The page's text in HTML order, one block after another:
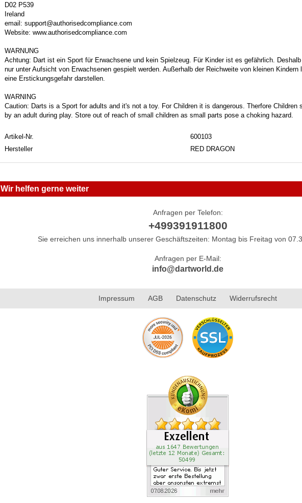
D02 P539
Ireland
email: support@authorisedcompliance.com
Website: www.authorisedcompliance.com
WARNUNG
Achtung: Dart ist ein Sport für Erwachsene und kein Spielzeug. Für Kinder ist es gefährlich.
nur unter Aufsicht von Erwachsenen gespielt werden. Außerhalb der Reichweite von kleinen Kindern
eine Erstickungsgefahr darstellen.
WARNING
Caution: Darts is a Sport for adults and it's not a toy. For Children it is dangerous. Therfore Children
by an adult during play. Store out of reach of small children as small parts pose a choking hazard.
Artikel-Nr.
600103
Hersteller
RED DRAGON
Wir helfen gerne weiter
Anfragen per Telefon:
+499391911800
Sie erreichen uns innerhalb unserer Geschäftszeiten: Montag bis Freitag von
Anfragen per E-Mail:
info@dartworld.de
Impressum AGB Datenschutz Widerrufsrecht